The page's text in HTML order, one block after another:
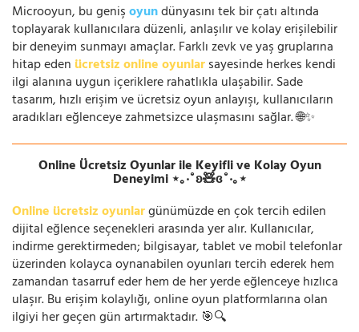
Microoyun, bu genişoyundünyasını tek bir çatı altında
toplayarak kullanıcılara düzenli, anlaşılır ve kolay erişilebilir
bir deneyim sunmayı amaçlar. Farklı zevk ve yaş gruplarına
hitap eden ücretsiz online oyunlarsayesinde herkes kendi
ilgi alanına uygun içeriklere rahatlıkla ulaşabilir. Sade
tasarım, hızlı erişim ve ücretsiz oyun anlayışı, kullanıcıların
aradıkları eğlenceye zahmetsizce ulaşmasını sağlar. 🌐✨
Online Ücretsiz Oyunlar ile Keyifli ve Kolay Oyun
Deneyimi ⋆｡‧˚ʚ🧸ɞ˚‧｡⋆
Online ücretsiz oyunlargünümüzde en çok tercih edilen
dijital eğlence seçenekleri arasında yer alır. Kullanıcılar,
indirme gerektirmeden; bilgisayar, tablet ve mobil telefonlar
üzerinden kolayca oynanabilen oyunları tercih ederek hem
zamandan tasarruf eder hem de her yerde eğlenceye hızlıca
ulaşır. Bu erişim kolaylığı, online oyun platformlarına olan
ilgiyi her geçen gün artırmaktadır. 🎯🔍